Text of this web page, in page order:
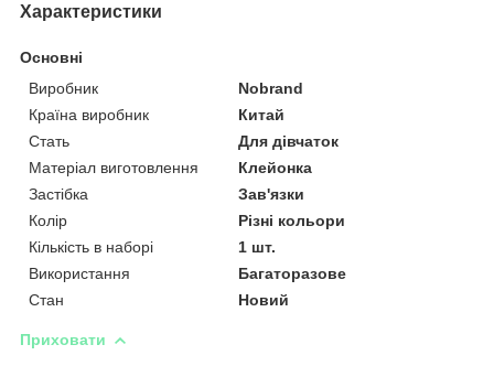
Характеристики
Основні
Виробник
Nobrand
Країна виробник
Китай
Стать
Для дівчаток
Матеріал виготовлення
Клейонка
Застібка
Зав'язки
Колір
Різні кольори
Кількість в наборі
1 шт.
Використання
Багаторазове
Стан
Новий
Приховати